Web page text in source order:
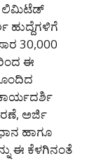
ಲಿಮಿಟೆಡ್
ಹುದ್ದೆಗಳಿಗೆ
30,000
ಈ
ಅರ್ಜಿ
ಹಾಗೂ
ಈ ಕೆಳಗಿನಂತೆ